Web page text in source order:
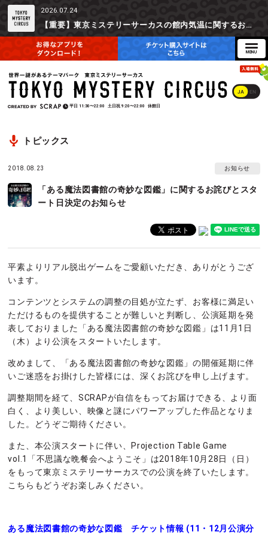
2026.07.24
【重要】東京ミステリーサーカスの館内気温に関するお詫びとご参加辞退時の返金対応について
JA EN
平日 11:30〜22:00 土日祝 9:20〜22:00 休館日
トピックス
2018.08.23 お知らせ
「ある魔法図書館の奇妙な図鑑」に関するお詫びとスタ
ート日決定のお知らせ
平素よりリアル脱出ゲームをご愛顧いただき、ありがとうござ
います。
コンテンツとシステムの調整の目処が立たず、お客様に満足い
ただけるものを提供することが難しいと判断し、公演延期を発
表しておりました「ある魔法図書館の奇妙な図鑑」は11月1日
（木）より公演をスタートいたします。
改めまして、「ある魔法図書館の奇妙な図鑑」の開催延期に伴
いご迷惑をお掛けした皆様には、深くお詫びを申し上げます。
調整期間を経て、SCRAPが自信をもってお届けできる、より面
白く、より美しい、映像と謎にパワーアップした作品となりま
した。どうぞご期待ください。
また、本公演スタートに伴い、Projection Table Game
vol.1「不思議な晩餐会へようこそ」は2018年10月28日（日）
をもって東京ミステリーサーカスでの公演を終了いたします。
こちらもどうぞお楽しみください。
ある魔法図書館の奇妙な図鑑 チケット情報 (11・12月公演分